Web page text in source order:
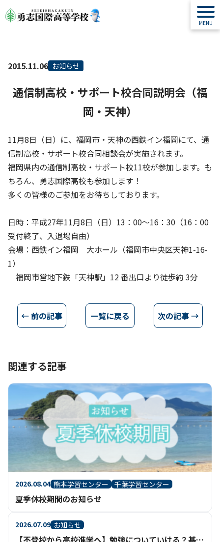
2015.11.06 お知らせ
通信制高校・サポート校合同説明会（福
岡・天神）
11月8日（日）に、福岡市・天神の西鉄イン福岡にて、通
信制高校・サポート校合同相談会が実施されます。
福岡県内の通信制高校・サポート校11校が参加します。も
ちろん、勇志国際高校も参加します！
多くの皆様のご参加をお待ちしております。
日時：平成27年11月8日（日）13：00～16：30（16：00
受付終了、入退場自由）
会場：西鉄イン福岡 大ホール（福岡市中央区天神1-16-
1）
福岡市営地下鉄「天神駅」12 番出口より徒歩約 3分
← 前の記事 一覧に戻る 次の記事 →
関連する記事
2026.08.04 熊本学習センター 千葉学習センター
夏季休校期間のお知らせ
2026.07.09 お知らせ
【不登校から高校進学へ】勉強についていける？基礎からさかのぼって学べる通信制高校という選択